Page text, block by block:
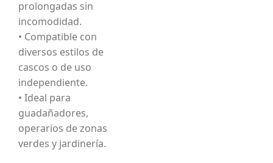
prolongadas sin
incomodidad.
• Compatible con
diversos estilos de
cascos o de uso
independiente.
• Ideal para
guadañadores,
operarios de zonas
verdes y jardinería.